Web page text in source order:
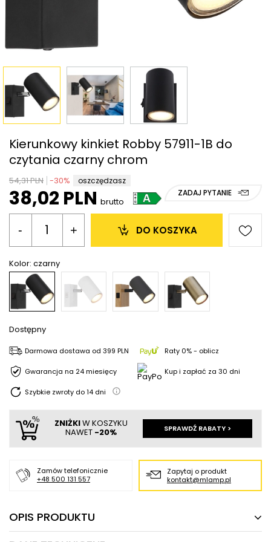
Kierunkowy kinkiet Robby 57911-1B do
czytania czarny chrom
54,31 PLN -30% oszczędzasz
38,02 PLN brutto
ZADAJ PYTANIE
Kolor: czarny
- + DO KOSZYKA
Dostępny
Darmowa dostawa od 399 PLN Raty 0% - oblicz
Gwarancja na 24 miesięcy Kup i zapłać za 30 dni
Szybkie zwroty do14 dni
ZNIŻKIW KOSZYKU
NAWET -20% SPRAWDŹ RABATY >
Zamów telefonicznie
+48 500 131 557
Zapytaj o produkt
kontakt@mlamp.pl
OPIS PRODUKTU